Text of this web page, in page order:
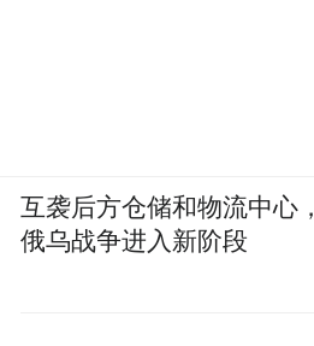
互袭后方仓储和物流中心，
俄乌战争进入新阶段